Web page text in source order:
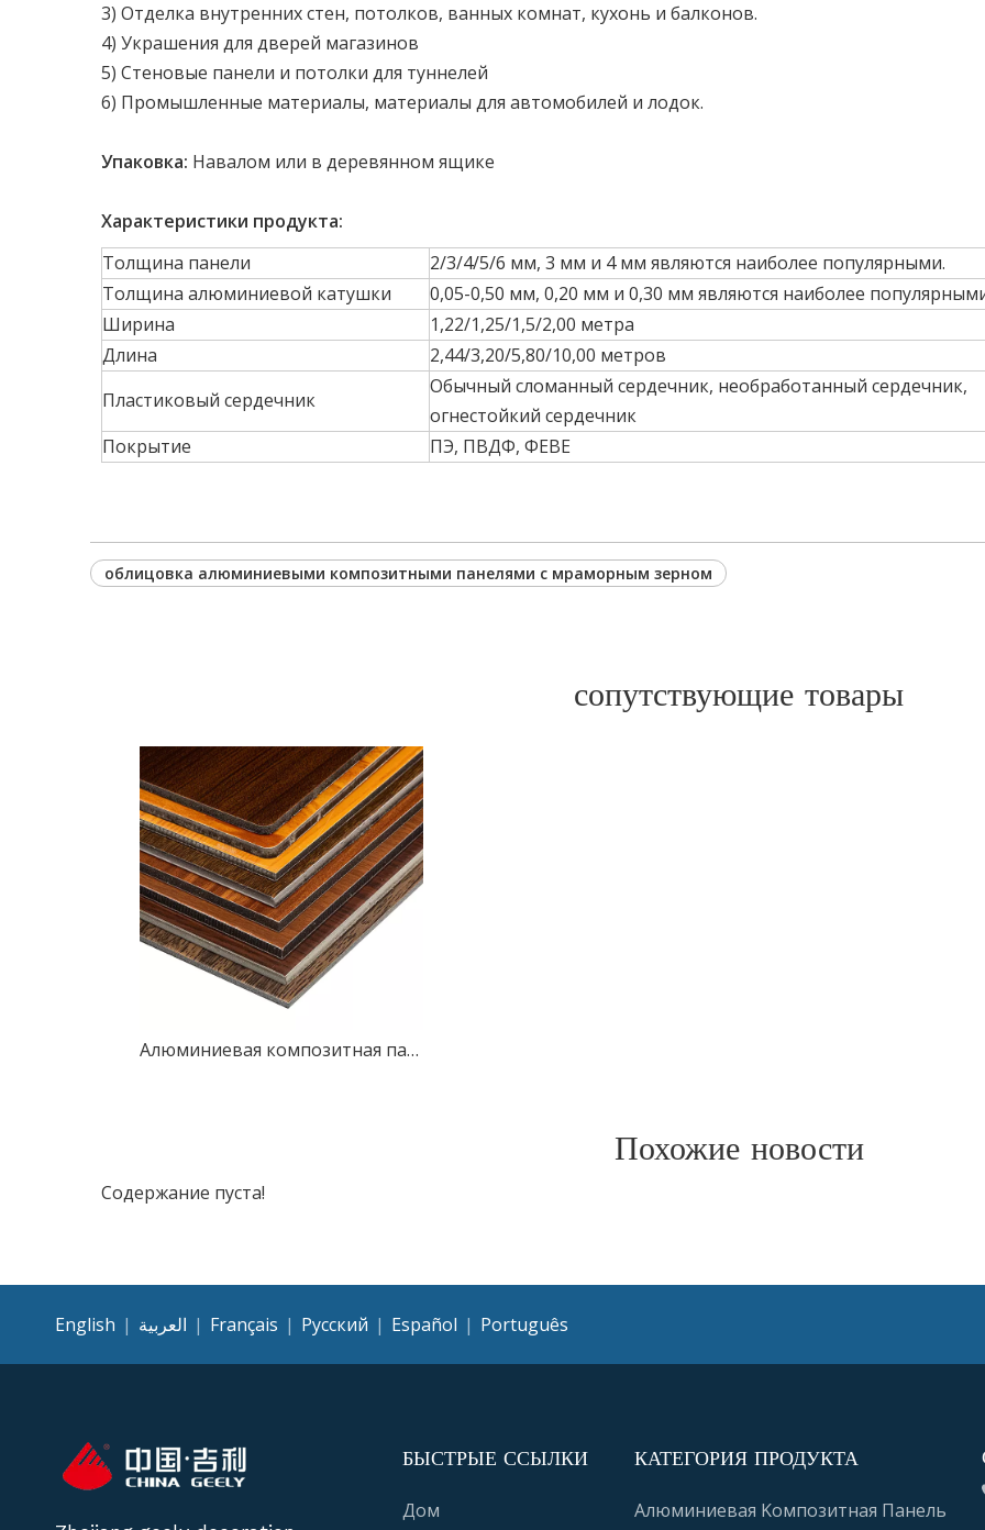
3) Отделка внутренних стен, потолков, ванных комнат, кухонь и балконов.
4) Украшения для дверей магазинов
5) Стеновые панели и потолки для туннелей
6) Промышленные материалы, материалы для автомобилей и лодок.
Упаковка: Навалом или в деревянном ящике
Характеристики продукта:
Толщина панели
2/3/4/5/6 мм, 3 мм и 4 мм являются наиболее популярными.
Толщина алюминиевой катушки
0,05-0,50 мм, 0,20 мм и 0,30 мм являются наиболее
Ширина
1,22/1,25/1,5/2,00 метра
Длина
2,44/3,20/5,80/10,00 метров
Пластиковый сердечник
Обычный сломанный сердечник, необработанный сердечник,
огнестойкий сердечник
Покрытие
ПЭ, ПВДФ, ФЕВЕ
облицовка алюминиевыми композитными панелями с мраморным зерном
сопутствующие товары
Алюминиевая композитная панель с отделкой деревом и мрамором
Похожие новости
Содержание пуста!
English | العربية | Français | Pусский | Español | Português
БЫСТРЫЕ ССЫЛКИ
Дом
КАТЕГОРИЯ ПРОДУКТА
Алюминиевая Kомпозитная Панель